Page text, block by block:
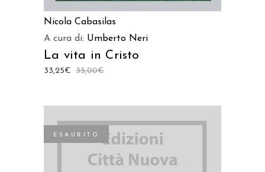
Nicola Cabasilas
A cura di: Umberto Neri
La vita in Cristo
35,00€
33,25€
ESAURITO